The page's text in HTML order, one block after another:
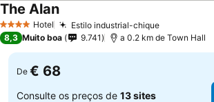
4 EstrelasHotel Estilo industrial-chique
The Alan
8,3 Muito boa 9.741 a 0.2 km de Town Hall
De € 68
Consulte os preços de 13 sites